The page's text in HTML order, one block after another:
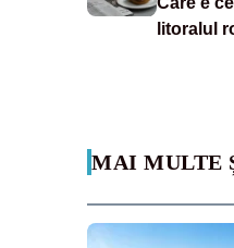
litoralul
MAI MULTE